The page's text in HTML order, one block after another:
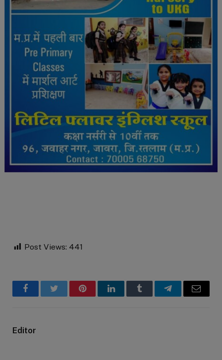
Post Views: 441
FacebookTwitter PinterestLinkedInTumblr TelegramEmail
Editor